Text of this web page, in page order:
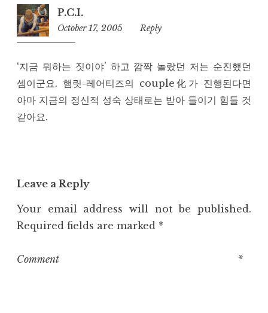
P.C.I.
October 17, 2005
6:56
Reply
‘지금 뭐하는 짓이야’ 하고 깜짝 놀랐던 저는 순진했던
셈이군요. 햄릿-레어티즈의 couple化가 진행된다면
아마 지금의 정신적 성숙 상태로는 받아 들이기 힘들 것
같아요.
Leave a Reply
Your email address will not be published.
Required fields are marked *
Comment *